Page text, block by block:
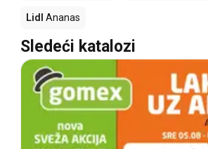
Lidl Ananas
Sledeći katalozi